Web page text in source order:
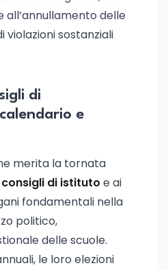
all’annullamento delle
violazioni sostanziali
di
e
merita la tornata
consigli di istituto e ai
fondamentali nella
politico,
delle scuole.
le loro elezioni